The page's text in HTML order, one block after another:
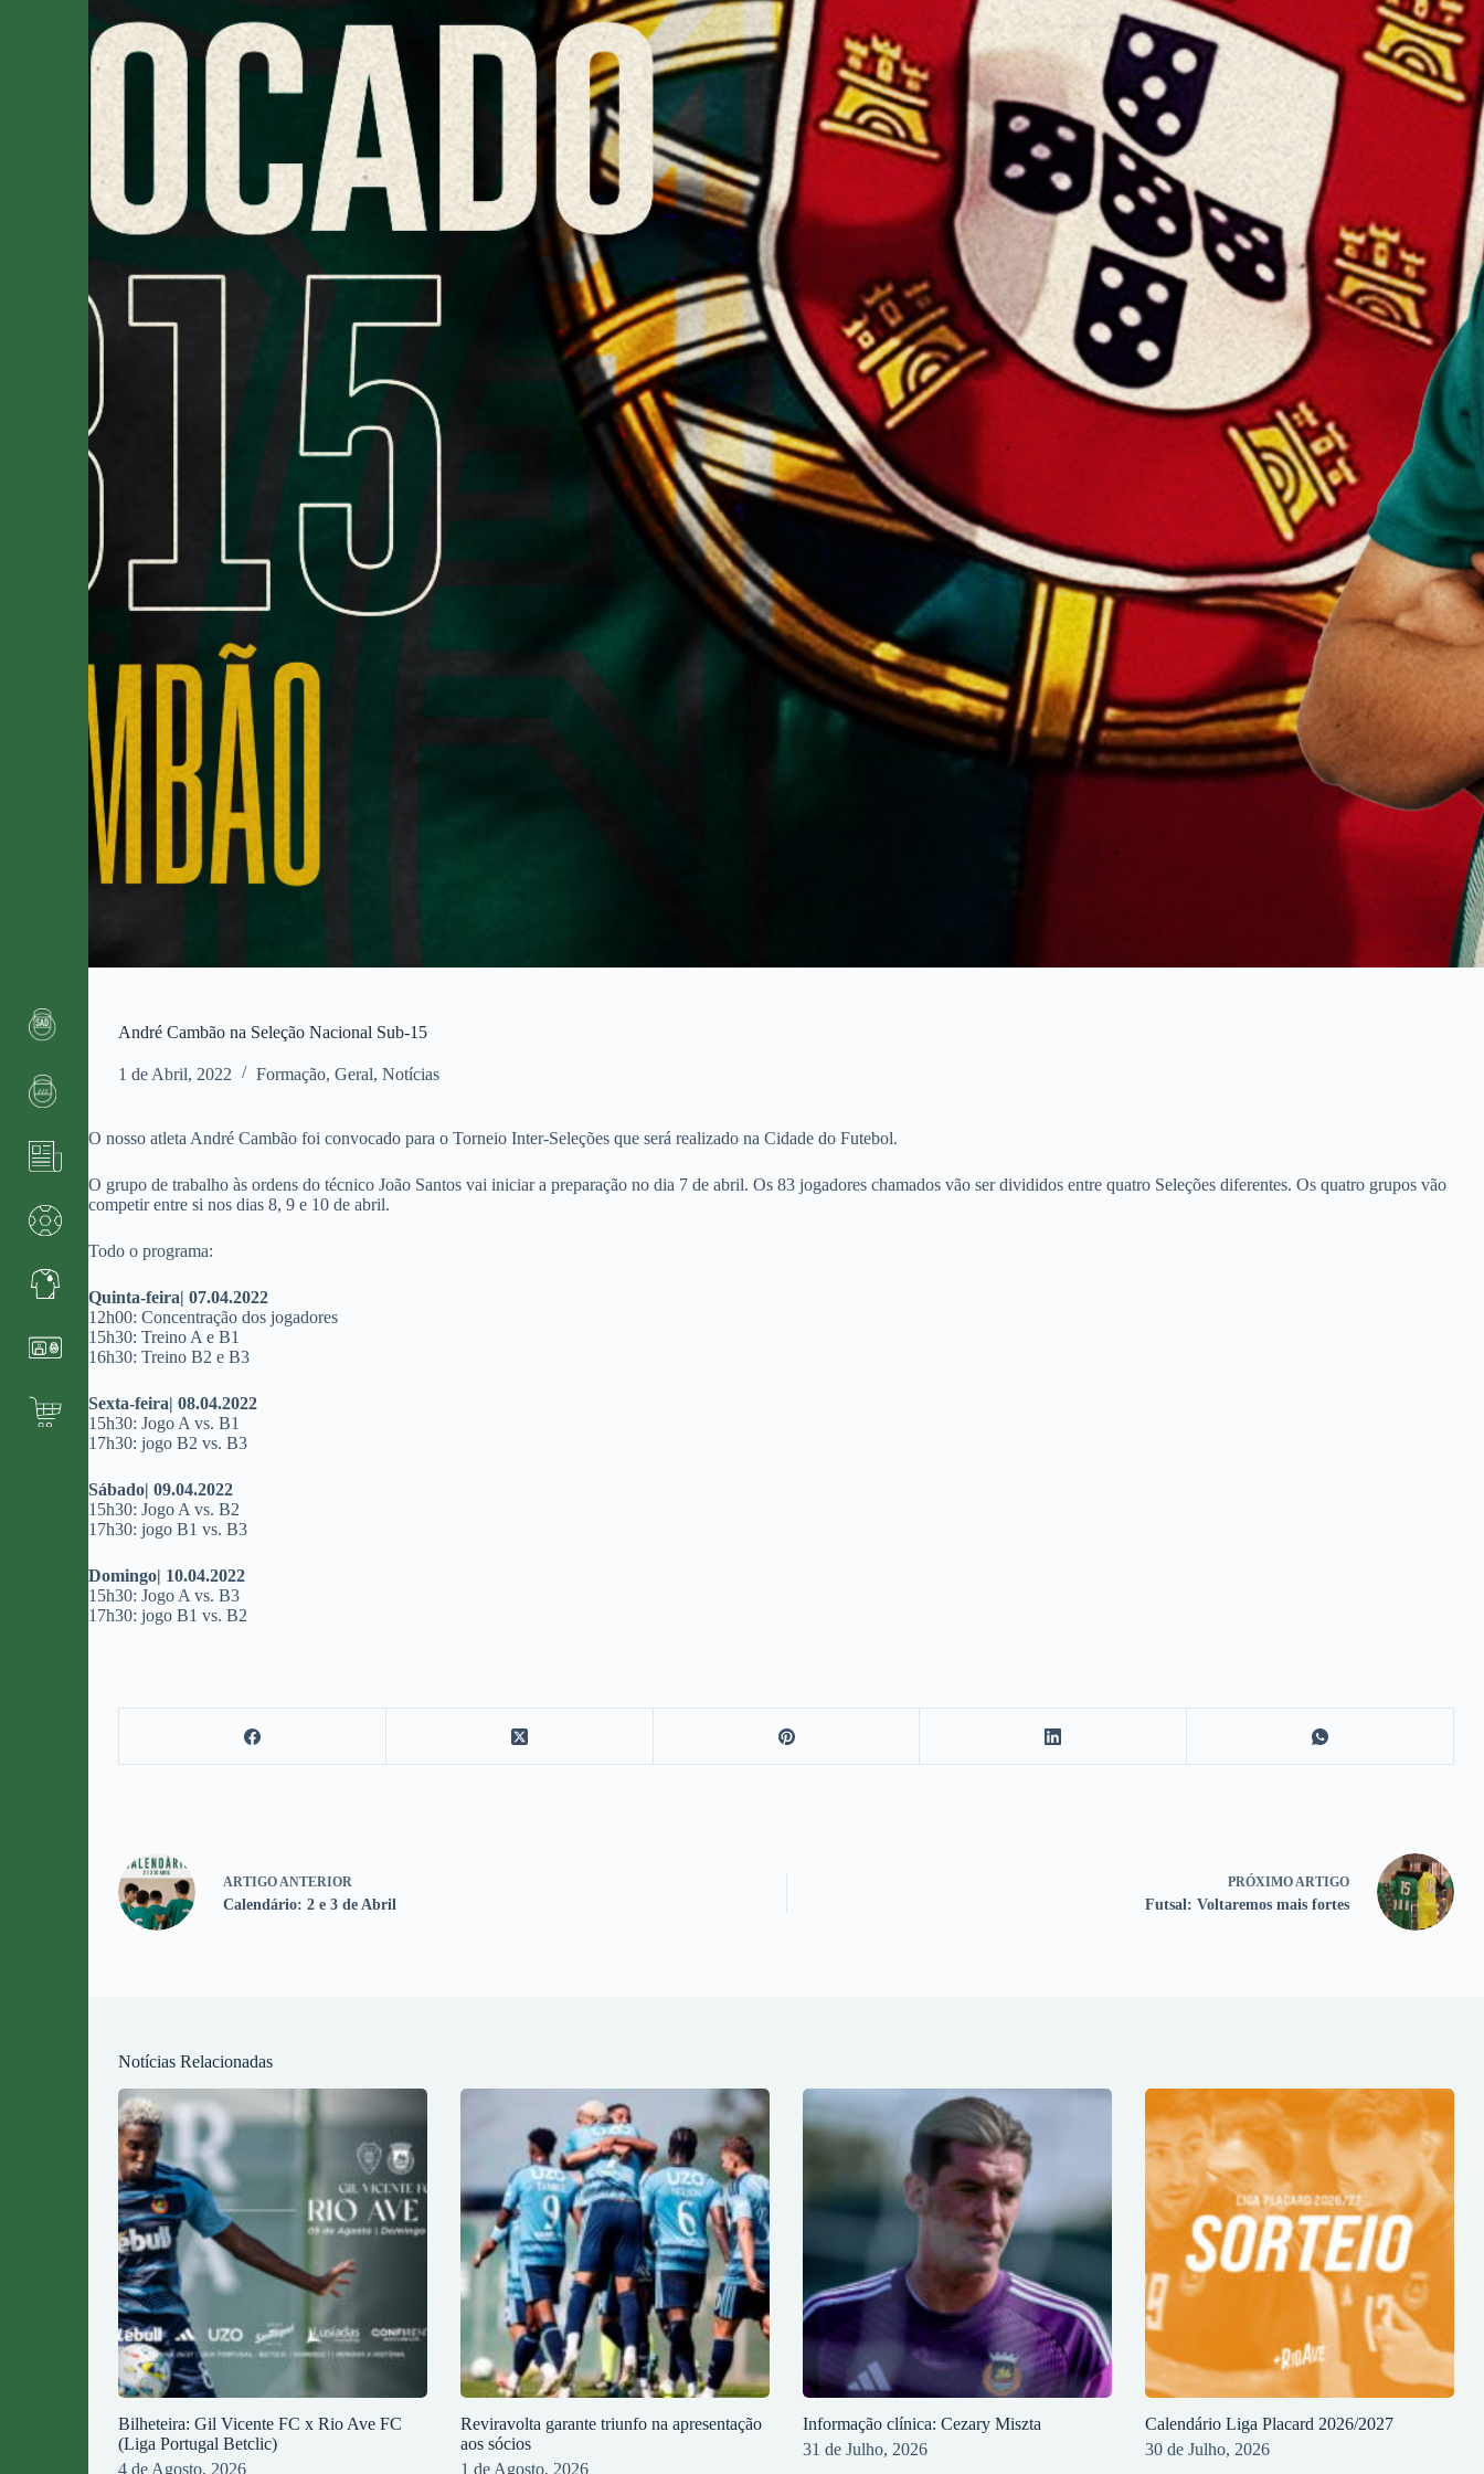
André Cambão na Seleção Nacional Sub-15
1 de Abril, 2022 Formação,Geral,Notícias
O nosso atleta André Cambão foi convocado para o Torneio Inter-Seleções que será realizado na Cidade do Futebol.
O grupo de trabalho às ordens do técnico João Santos vai iniciar a preparação no dia 7 de abril. Os 83 jogadores chamados vão ser divididos entre quatro Seleções diferentes. Os quatro grupos vão
competir entre si nos dias 8, 9 e 10 de abril.
Todo o programa:
Quinta-feira| 07.04.2022
12h00: Concentração dos jogadores
15h30: Treino A e B1
16h30: Treino B2 e B3
Sexta-feira| 08.04.2022
15h30: Jogo A vs. B1
17h30: jogo B2 vs. B3
Sábado| 09.04.2022
15h30: Jogo A vs. B2
17h30: jogo B1 vs. B3
Domingo| 10.04.2022
15h30: Jogo A vs. B3
17h30: jogo B1 vs. B2
ARTIGO ANTERIOR
Calendário: 2 e 3 de Abril
PRÓXIMO ARTIGO
Futsal: Voltaremos mais fortes
Notícias Relacionadas
Bilheteira: Gil Vicente FC x Rio Ave FC
(Liga Portugal Betclic)
4 de Agosto, 2026
Reviravolta garante triunfo na apresentação
aos sócios
1 de Agosto, 2026
Informação clínica: Cezary Miszta
31 de Julho, 2026
Calendário Liga Placard 2026/2027
30 de Julho, 2026